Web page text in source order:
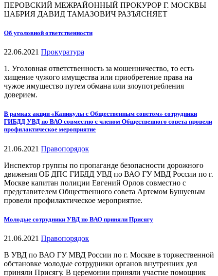
ПЕРОВСКИЙ МЕЖРАЙОННЫЙ ПРОКУРОР Г. МОСКВЫ
ЦАБРИЯ ДАВИД ТАМАЗОВИЧ РАЗЪЯСНЯЕТ
Об уголовной ответственности
22.06.2021 Прокуратура
1. Уголовная ответственность за мошенничество, то есть
хищение чужого имущества или приобретение права на
чужое имущество путем обмана или злоупотребления
доверием.
В рамках акции «Каникулы с Общественным советом» сотрудники
ГИБДД УВД по ВАО совместно с членом Общественного совета провели
профилактическое мероприятие
21.06.2021 Правопорядок
Инспектор группы по пропаганде безопасности дорожного
движения ОБ ДПС ГИБДД УВД по ВАО ГУ МВД России по г.
Москве капитан полиции Евгений Орлов совместно с
представителем Общественного совета Артемом Бушуевым
провели профилактическое мероприятие.
Молодые сотрудники УВД по ВАО приняли Присягу
21.06.2021 Правопорядок
В УВД по ВАО ГУ МВД России по г. Москве в торжественной
обстановке молодые сотрудники органов внутренних дел
приняли Присягу. В церемонии приняли участие помощник